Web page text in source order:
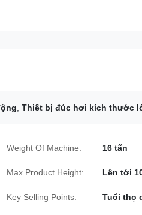
Thiết bị đúc hơi kích thước
Weight Of Machine: 16 tấn
Max Product Height: Lên tới
Key Selling Points: Tuổi thọ